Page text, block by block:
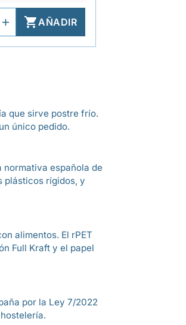
AÑADIR
que sirve postre frío.
único pedido.
normativa española de
plásticos rígidos, y
alimentos. El rPET
Full Kraft y el papel
por la Ley 7/2022